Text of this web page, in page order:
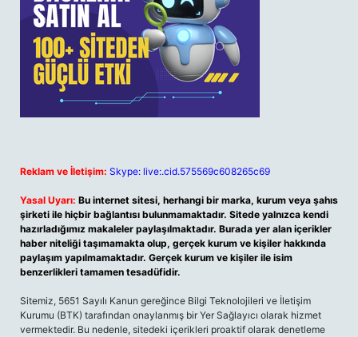
Reklam ve İletişim: Skype: live:.cid.575569c608265c69
Yasal Uyarı: Bu internet sitesi, herhangi bir marka, kurum veya şahıs
şirketi ile hiçbir bağlantısı bulunmamaktadır. Sitede yalnızca kendi
hazırladığımız makaleler paylaşılmaktadır. Burada yer alan içerikler
haber niteliği taşımamakta olup, gerçek kurum ve kişiler hakkında
paylaşım yapılmamaktadır. Gerçek kurum ve kişiler ile isim
benzerlikleri tamamen tesadüfidir.
Sitemiz, 5651 Sayılı Kanun gereğince Bilgi Teknolojileri ve İletişim
Kurumu (BTK) tarafından onaylanmış bir Yer Sağlayıcı olarak hizmet
vermektedir. Bu nedenle, sitedeki içerikleri proaktif olarak denetleme